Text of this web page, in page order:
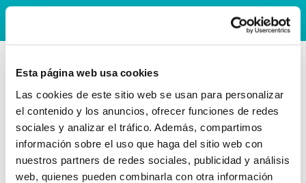
Esta página web usa cookies
Las cookies de este sitio web se usan para personalizar
el contenido y los anuncios, ofrecer funciones de redes
sociales y analizar el tráfico. Además, compartimos
información sobre el uso que haga del sitio web con
nuestros partners de redes sociales, publicidad y análisis
web, quienes pueden combinarla con otra información